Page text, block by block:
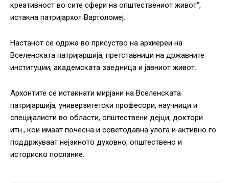
креативност во сите сфери на општествениот живот“,
истакна патријархот Вартоломеј.
Настанот се одржа во присуство на архиереи на
Вселенската патријаршија, претставници на државните
институции, академската заедница и јавниот живот.
Архонтите се истакнати мирјани на Вселенската
патријаршија, универзитетски професори, научници и
специјалисти во области, општествени дејци, доктори
итн., кои имаат почесна и советодавна улога и активно го
поддржуваат нејзиното духовно, општествено и
историско послание.